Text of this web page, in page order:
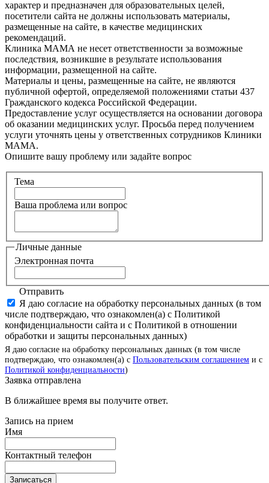
характер и предназначен для образовательных целей,
посетители сайта не должны использовать материалы,
размещенные на сайте, в качестве медицинских
рекомендаций.
Клиника МАМА не несет ответственности за возможные
последствия, возникшие в результате использования
информации, размещенной на сайте.
Материалы и цены, размещенные на сайте, не являются
публичной офертой, определяемой положениями статьи 437
Гражданского кодекса Российской Федерации.
Предоставление услуг осуществляется на основании договора
об оказании медицинских услуг. Просьба перед получением
услуги уточнять цены у ответственных сотрудников Клиники
МАМА.
Опишите вашу проблему или задайте вопрос
Тема
Ваша проблема или вопрос
Личные данные
Электронная почта
Отправить
Я даю согласие на обработку персональных данных (в том
числе подтверждаю, что ознакомлен(а) с Политикой
конфиденциальности сайта и с Политикой в отношении
обработки и защиты персональных данных)
Я даю согласие на обработку персональных данных (в том числе
подтверждаю, что ознакомлен(а) с Пользовательским соглашением и с
Политикой конфиденциальности)
Заявка отправлена
В ближайшее время вы получите ответ.
Запись на прием
Имя
Контактный телефон
Записаться